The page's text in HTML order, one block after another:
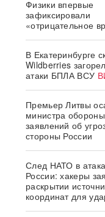
Физики впервые
зафиксировали
«отрицательное
В Екатеринбурге
Wildberries
атаки БПЛА ВСУ
Премьер Литвы
министра
заявлений об
стороны России
След НАТО в
России: хакеры
раскрытии
координат для